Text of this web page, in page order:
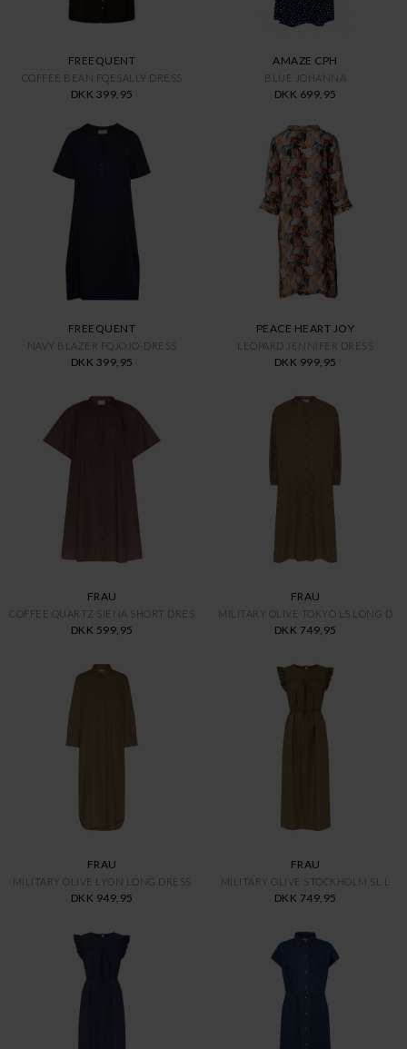
FREEQUENT
COFFEE BEAN FQESALLY DRESS
DKK 399,95
AMAZE CPH
BLUE JOHANNA
DKK 699,95
FREEQUENT
NAVY BLAZER FQJOJO-DRESS
DKK 399,95
PEACE HEART JOY
LEOPARD JENNIFER DRESS
DKK 999,95
FRAU
COFFEE QUARTZ SIENA SHORT DRES
DKK 599,95
FRAU
MILITARY OLIVE TOKYO LS LONG D
DKK 749,95
FRAU
MILITARY OLIVE LYON LONG DRESS
DKK 949,95
FRAU
MILITARY OLIVE STOCKHOLM SL L
DKK 749,95